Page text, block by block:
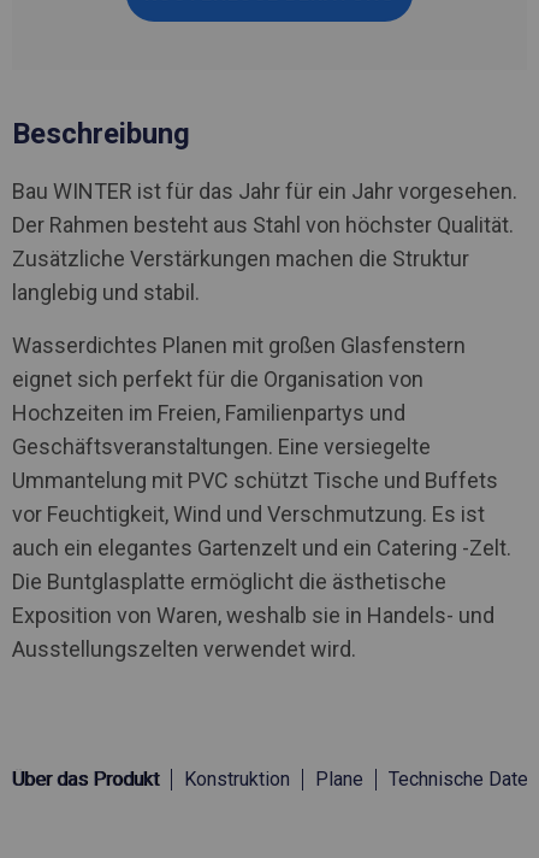
Beschreibung
Bau WINTER ist für das Jahr für ein Jahr vorgesehen.
Der Rahmen besteht aus Stahl von höchster Qualität.
Zusätzliche Verstärkungen machen die Struktur
langlebig und stabil.
Wasserdichtes Planen mit großen Glasfenstern
eignet sich perfekt für die Organisation von
Hochzeiten im Freien, Familienpartys und
Geschäftsveranstaltungen. Eine versiegelte
Ummantelung mit PVC schützt Tische und Buffets
vor Feuchtigkeit, Wind und Verschmutzung. Es ist
auch ein elegantes Gartenzelt und ein Catering -Zelt.
Die Buntglasplatte ermöglicht die ästhetische
Exposition von Waren, weshalb sie in Handels- und
Ausstellungszelten verwendet wird.
Über das Produkt Konstruktion Plane Technische Daten